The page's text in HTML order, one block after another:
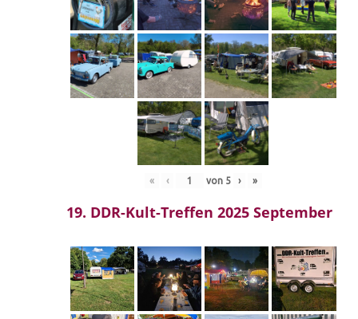
« ‹ von 5 › »
19. DDR-Kult-Treffen 2025 September